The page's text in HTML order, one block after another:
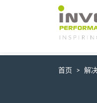
Main
首页 解